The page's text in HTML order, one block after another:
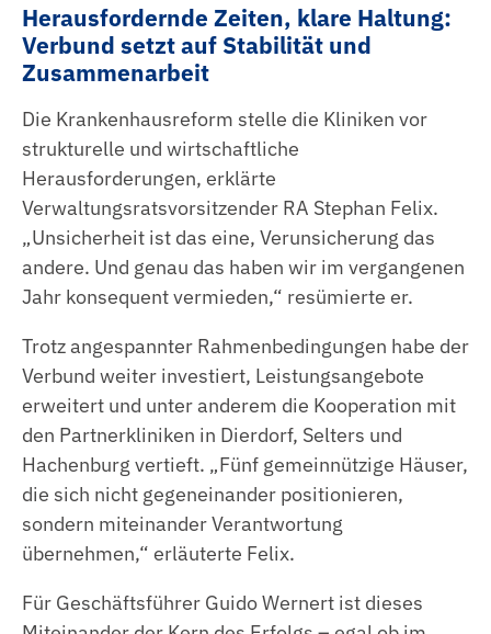
Herausfordernde Zeiten, klare Haltung:
Verbund setzt auf Stabilität und
Zusammenarbeit
Die Krankenhausreform stelle die Kliniken vor
strukturelle und wirtschaftliche
Herausforderungen, erklärte
Verwaltungsratsvorsitzender RA Stephan Felix.
„Unsicherheit ist das eine, Verunsicherung das
andere. Und genau das haben wir im vergangenen
Jahr konsequent vermieden,“ resümierte er.
Trotz angespannter Rahmenbedingungen habe der
Verbund weiter investiert, Leistungsangebote
erweitert und unter anderem die Kooperation mit
den Partnerkliniken in Dierdorf, Selters und
Hachenburg vertieft. „Fünf gemeinnützige Häuser,
die sich nicht gegeneinander positionieren,
sondern miteinander Verantwortung
übernehmen,“ erläuterte Felix.
Für Geschäftsführer Guido Wernert ist dieses